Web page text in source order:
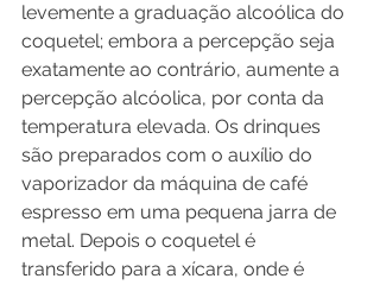
levemente a graduação alcoólica do
coquetel; embora a percepção seja
exatamente ao contrário, aumente a
percepção alcóolica, por conta da
temperatura elevada. Os drinques
são preparados com o auxílio do
vaporizador da máquina de café
espresso em uma pequena jarra de
metal. Depois o coquetel é
transferido para a xícara, onde é